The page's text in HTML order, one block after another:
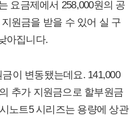
요금제에서 258,000원의 공
원금을 받을 수 있어 실 구
아집니다.
이 변동됐는데요. 141,000
추가 지원금으로 할부원금
노트5 시리즈는 용량에 상관